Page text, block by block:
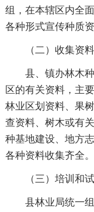
组，在本辖区内全
各种形式宣传种质
（二）收集资料
县、镇办林木
区的有关资料，主
林业区划资料、果
查资料、树木或有
种基地建设、地方
各种资料收集齐全。
（三）培训和
县林业局统一